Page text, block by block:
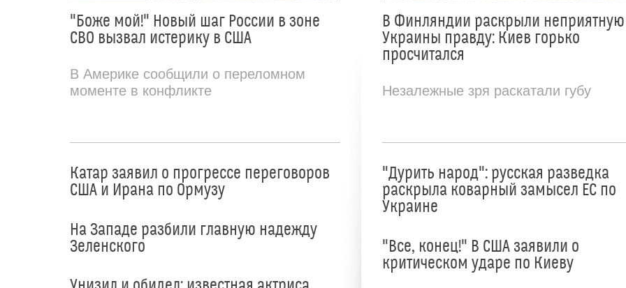
"Боже мой!" Новый шаг России в зоне
СВО вызвал истерику в США
В Америке сообщили о переломном
моменте в конфликте
Катар заявил о прогрессе переговоров
США и Ирана по Ормузу
На Западе разбили главную надежду
Зеленского
В Финляндии раскрыли
Украины правду: Киев горько
просчитался
Незалежные зря раскатали губу
"Дурить народ": русская разведка
раскрыла коварный замысел ЕС по
Украине
"Все, конец!" В США заявили о
критическом ударе по Киеву